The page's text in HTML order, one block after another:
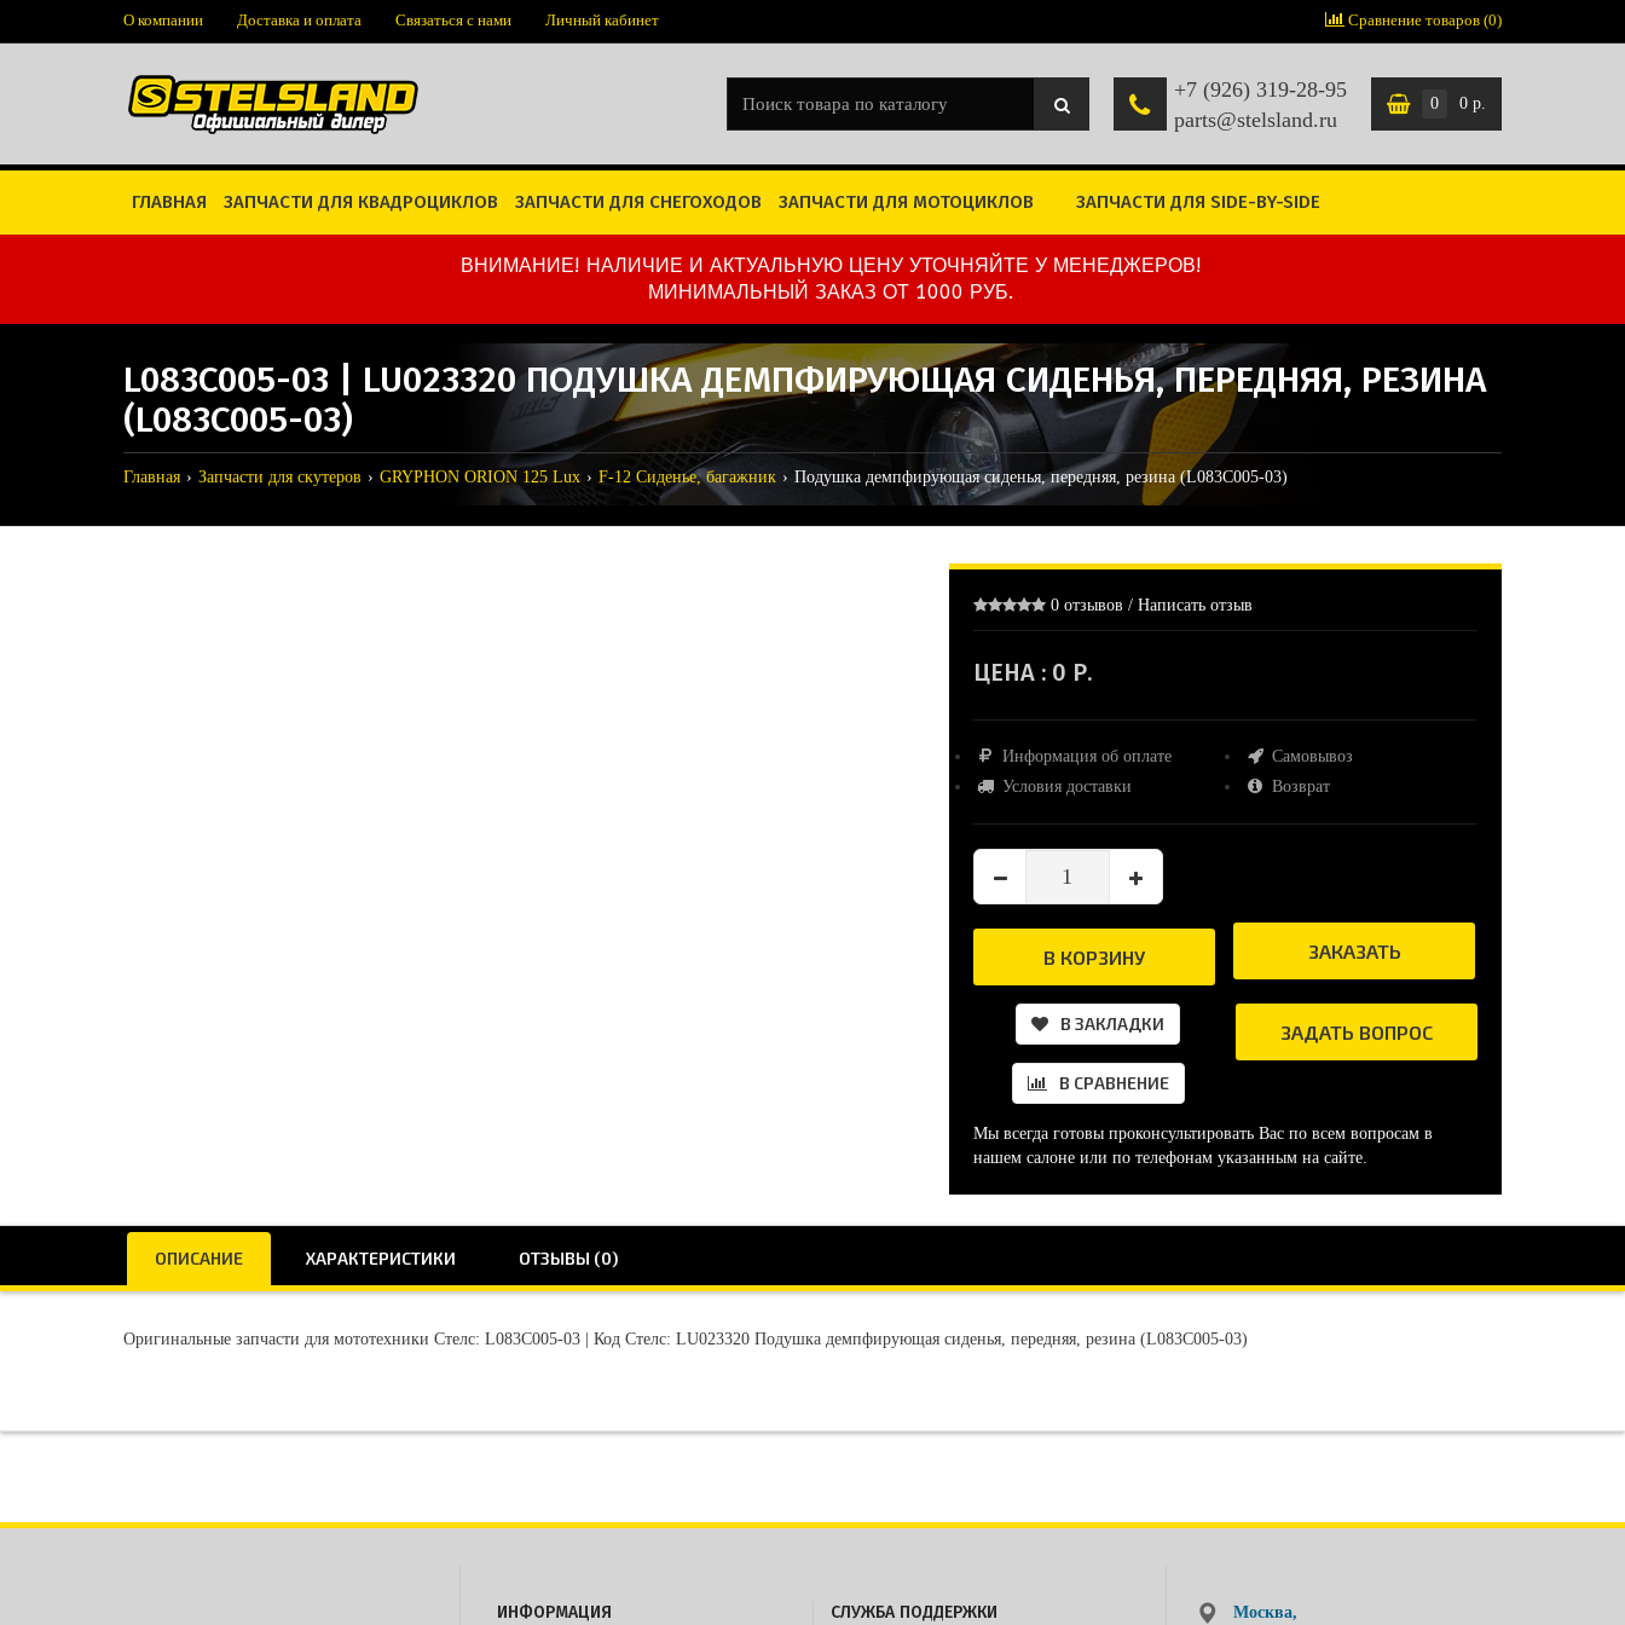
О компании Доставка и оплата Связаться с нами Личный кабинет Сравнение товаров (0)
+7 (926) 319-28-95
parts@stelsland.ru
0 0 р.
ГЛАВНАЯ ЗАПЧАСТИ ДЛЯ КВАДРОЦИКЛОВ ЗАПЧАСТИ ДЛЯ СНЕГОХОДОВ ЗАПЧАСТИ ДЛЯ МОТОЦИКЛОВ ЗАПЧАСТИ ДЛЯ SIDE-BY-SIDE
ВНИМАНИЕ! НАЛИЧИЕ И АКТУАЛЬНУЮ ЦЕНУ УТОЧНЯЙТЕ У МЕНЕДЖЕРОВ!
МИНИМАЛЬНЫЙ ЗАКАЗ ОТ 1000 РУБ.
L083C005-03 | LU023320 ПОДУШКА ДЕМПФИРУЮЩАЯ СИДЕНЬЯ, ПЕРЕДНЯЯ, РЕЗИНА
(L083C005-03)
Главная Запчасти для скутеров GRYPHON ORION 125 Lux F-12 Сиденье, багажник Подушка демпфирующая сиденья, передняя, резина (L083C005-03)
0 отзывов / Написать отзыв
ЦЕНА : 0 Р.
Информация об оплате
Условия доставки
Самовывоз
Возврат
В КОРЗИНУ ЗАКАЗАТЬ
ЗАДАТЬ ВОПРОС
В ЗАКЛАДКИ
В СРАВНЕНИЕ
Мы всегда готовы проконсультировать Вас по всем вопросам в
нашем салоне или по телефонам указанным на сайте.
ОПИСАНИЕ ХАРАКТЕРИСТИКИ ОТЗЫВЫ (0)
Оригинальные запчасти для мототехники Стелс: L083C005-03 | Код Стелс: LU023320 Подушка демпфирующая сиденья, передняя, резина (L083C005-03)
ИНФОРМАЦИЯ СЛУЖБА ПОДДЕРЖКИ Москва,